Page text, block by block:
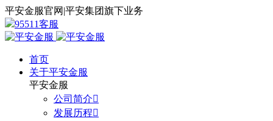
平安金服官网 |平安集团旗下业务
95511客服
首页
关于平安金服
平安金服
公司简介
发展历程